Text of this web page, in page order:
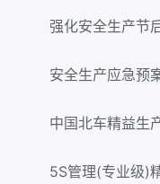
强化安全生产节
安全生产应急预
中国北车精益生
5S管理(专业级)